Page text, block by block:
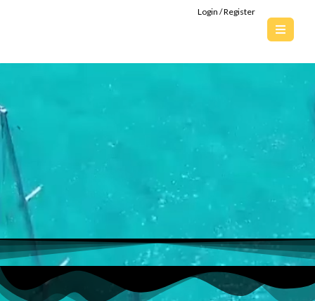
Login / Register